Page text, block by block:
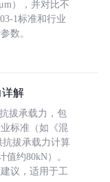
），并对比不
1标准和行业
数。
解
拔承载力，包
标准（如《混
抗拔承载力计算
约80kN）。
议，适用于工